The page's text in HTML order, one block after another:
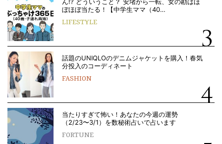
ぼほぼ当たる！【中学生ママ（40…
LIFESTYLE
話題のUNIQLOのデニムジャケットを購入！春気
分投入のコーディネート
FASHION
当たりすぎて怖い！あなたの今週の運勢
（2/23〜3/1）を数秘術占いで占います
FORTUNE